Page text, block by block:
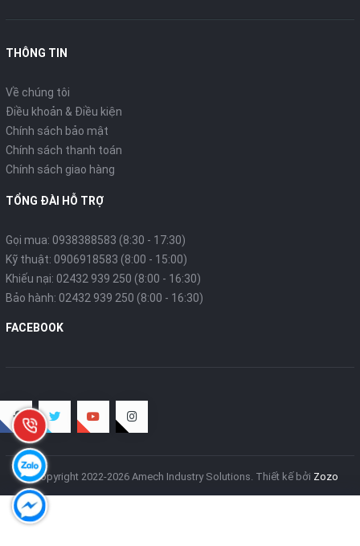
THÔNG TIN
Về chúng tôi
Điều khoản & Điều kiện
Chính sách bảo mật
Chính sách thanh toán
Chính sách giao hàng
TỔNG ĐÀI HỖ TRỢ
Gọi mua: 0938388583 (8:30 - 17:30)
Kỹ thuật: 0906918583 (8:00 - 15:00)
Khiếu nại: 02432 939 250 (8:00 - 16:30)
Bảo hành: 02432 939 250 (8:00 - 16:30)
FACEBOOK
© Copyright 2022-2026 Amech Industry Solutions. Thiết kế bởi Zozo